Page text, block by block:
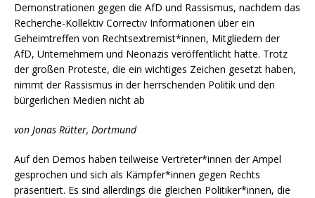
Demonstrationen gegen die AfD und Rassismus, nachdem das
Recherche-Kollektiv Correctiv Informationen über ein
Geheimtreffen von Rechtsextremist*innen, Mitgliedern der
AfD, Unternehmern und Neonazis veröffentlicht hatte. Trotz
der großen Proteste, die ein wichtiges Zeichen gesetzt haben,
nimmt der Rassismus in der herrschenden Politik und den
bürgerlichen Medien nicht ab
von Jonas Rütter, Dortmund
Auf den Demos haben teilweise Vertreter*innen der Ampel
gesprochen und sich als Kämpfer*innen gegen Rechts
präsentiert. Es sind allerdings die gleichen Politiker*innen, die